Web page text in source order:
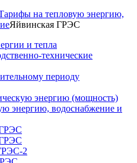
на тепловую энергию,
Яйвинская ГРЭС
и тепла
технические
периоду
энергию (мощность)
энергию, водоснабжение и
ГРЭС
2